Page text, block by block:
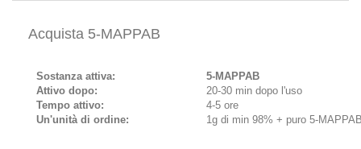
Acquista 5-MAPPAB
Sostanza attiva:
Attivo dopo:
Tempo attivo:
Un'unità di ordine:
5-MAPPAB
20-30 min dopo l'uso
4-5 ore
1g di min 98% + puro 5-